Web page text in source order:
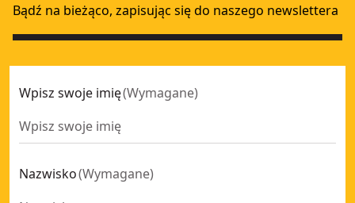
Bądź na bieżąco, zapisując się do naszego newslettera
Wpisz swoje imię(Wymagane)
Nazwisko(Wymagane)